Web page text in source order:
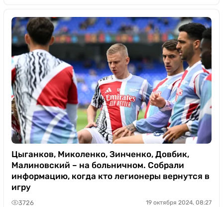
Цыганков, Миколенко, Зинченко, Довбик,
Малиновский – на больничном. Собрали
информацию, когда кто легионеры вернутся в
игру
3726 19 октября 2024, 08:27